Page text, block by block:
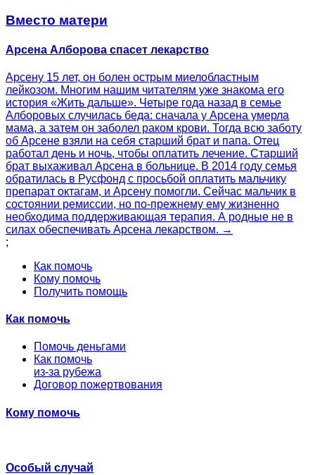
Вместо матери
Арсена Алборова спасет лекарство
Арсену 15 лет, он болен острым миелобластным
лейкозом. Многим нашим читателям уже знакома его
история «Жить дальше». Четыре года назад в семье
Алборовых случилась беда: сначала у Арсена умерла
мама, а затем он заболел раком крови. Тогда всю заботу
об Арсене взяли на себя старший брат и папа. Отец
работал день и ночь, чтобы оплатить лечение. Старший
брат выхаживал Арсена в больнице. В 2014 году семья
обратилась в Русфонд с просьбой оплатить мальчику
препарат октагам, и Арсену помогли. Сейчас мальчик в
состоянии ремиссии, но по-прежнему ему жизненно
необходима поддерживающая терапия. А родные не в
силах обеспечивать Арсена лекарством. →
;
Как помочь
Кому помочь
Получить помощь
Как помочь
Помочь деньгами
Как помочь
из-за рубежа
Договор пожертвования
Кому помочь
Особый случай